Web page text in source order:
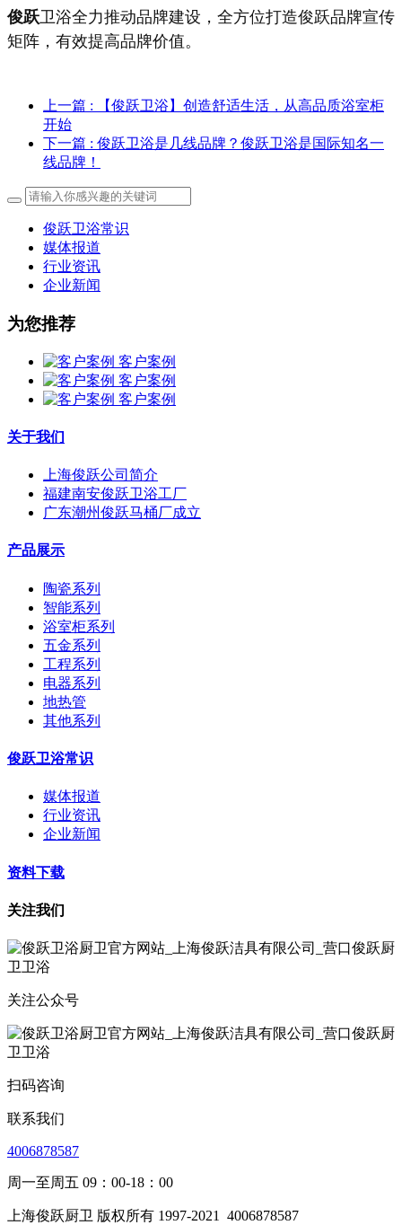
俊跃卫浴全力推动品牌建设，全方位打造俊跃品牌宣传
矩阵，有效提高品牌价值。
上一篇 : 【俊跃卫浴】创造舒适生活，从高品质浴室柜
开始
下一篇 : 俊跃卫浴是几线品牌？俊跃卫浴是国际知名一
线品牌！
俊跃卫浴常识
媒体报道
行业资讯
企业新闻
为您推荐
客户案例
客户案例
客户案例
关于我们
上海俊跃公司简介
福建南安俊跃卫浴工厂
广东潮州俊跃马桶厂成立
产品展示
陶瓷系列
智能系列
浴室柜系列
五金系列
工程系列
电器系列
地热管
其他系列
俊跃卫浴常识
媒体报道
行业资讯
企业新闻
资料下载
关注我们
关注公众号
扫码咨询
联系我们
4006878587
周一至周五 09：00-18：00
上海俊跃厨卫 版权所有 1997-2021 4006878587